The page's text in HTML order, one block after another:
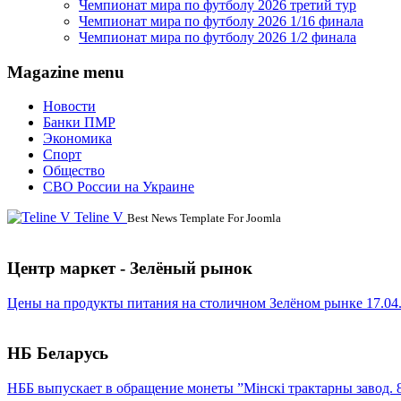
Чемпионат мира по футболу 2026 третий тур
Чемпионат мира по футболу 2026 1/16 финала
Чемпионат мира по футболу 2026 1/2 финала
Magazine menu
Новости
Банки ПМР
Экономика
Спорт
Общество
СВО России на Украине
Teline V Best News Template For Joomla
Центр маркет - Зелёный рынок
Цены на продукты питания на столичном Зелёном рынке
НБ Беларусь
НББ выпускает в обращение монеты ”Мінскі трактарны завод.